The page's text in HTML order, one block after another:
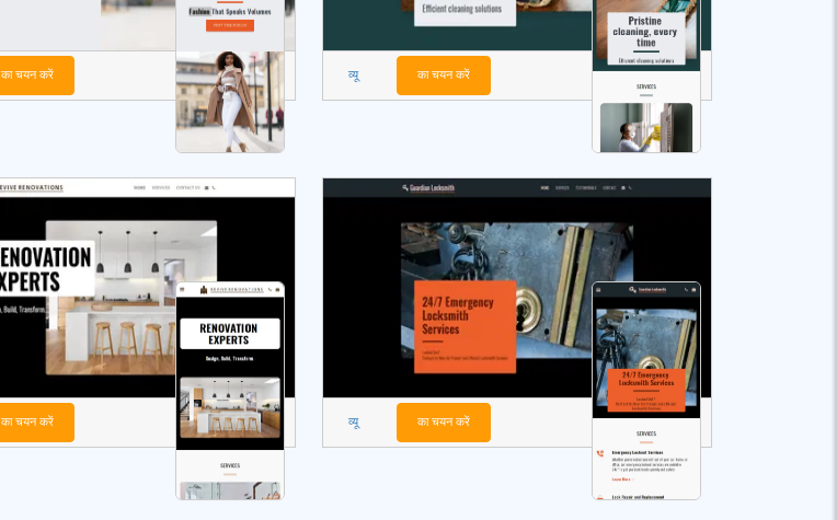
का चयन करें व्यू का चयन करें
का चयन करें व्यू का चयन करें